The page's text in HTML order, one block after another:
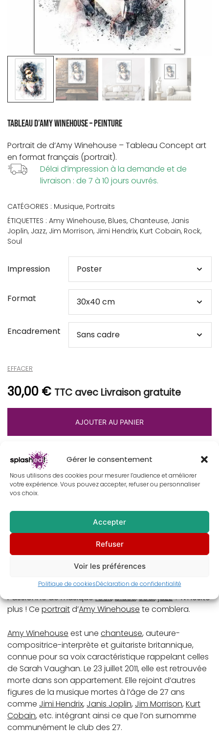
Gérer le consentement
Nous utilisons des cookies pour mesurer l’audience et améliorer
votre expérience. Vous pouvez accepter, refuser ou personnaliser
vos choix.
Accepter
Refuser
Voir les préférences
Politique de cookiesDéclaration de confidentialité
Tableau d’Amy Winehouse – Peinture
Portrait de d’Amy Winehouse – Tableau Concept art
en format français (portrait).
Délai d’impression à la demande et de
livraison : de 7 à 10 jours ouvrés.
CATÉGORIES : Musique, Portraits
ÉTIQUETTES : Amy Winehouse, Blues, Chanteuse, Janis
Joplin, Jazz, Jim Morrison, Jimi Hendrix, Kurt Cobain, Rock,
Soul
Impression
Format
Encadrement
EFFACER
30,00 € TTC avec Livraison gratuite
AJOUTER AU PANIER
Description
Fais de ton intérieur un décor qui te ressemble avec
Amy Winehouse
art digitale.
Passionné de musiquerock,blues,soul,jazz? N’hésite
plus ! Ce portraitd’Amy Winehouse te comblera.
Amy Winehouse est une chanteuse, auteure-
compositrice-interprète et guitariste britannique,
connue pour sa voix caractéristique rappelant celles
de Sarah Vaughan. Le 23 juillet 2011, elle est retrouvée
morte dans son appartement. Elle rejoint d’autres
figures de la musique mortes à l’âge de 27 ans
comme Jimi Hendrix, Janis Joplin, Jim Morrison, Kurt
Cobain, etc. intégrant ainsi ce que l’on surnomme
communément le club des 27.